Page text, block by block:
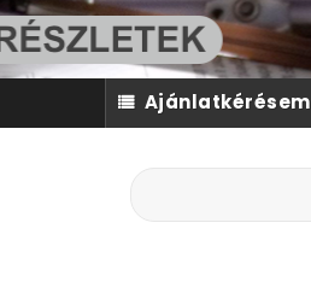
Ajánlatkérésem